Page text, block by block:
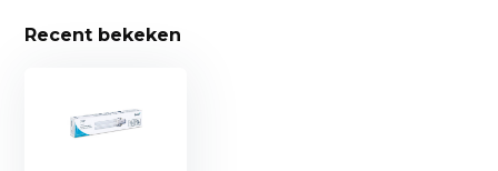
Recent bekeken